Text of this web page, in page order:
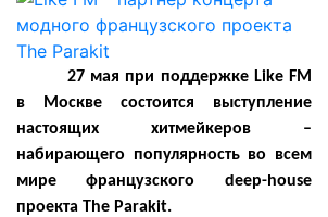
27 мая при поддержке Like FM
в Москве состоится выступление
настоящих хитмейкеров –
набирающего популярность во всем
мире французского deep-house
проекта The Parakit.